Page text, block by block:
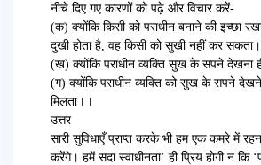
नीचे दिए गए कारणों को पढ़े और विचार करें-
(क) क्योंकि किसी को पराधीन बनाने की इच्छा
दुखी होता है, वह किसी को सुखी नहीं कर सकता।
(ख) क्योंकि पराधीन व्यक्ति सुख के सपने देखना
(ग) क्योंकि पराधीन व्यक्ति को सुख के सपने
मिलता।।
उत्तर
सारी सुविधाएँ प्राप्त करके भी हम एक कमरे में
करेंगे। हमें सदा स्वाधीनता’ ही प्रिय होगी न कि